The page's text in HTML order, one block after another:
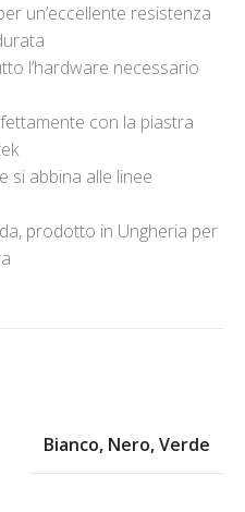
un’eccellente resistenza
l’hardware necessario
con la piastra
si abbina alle linee
prodotto in Ungheria per
Bianco, Nero,Verde